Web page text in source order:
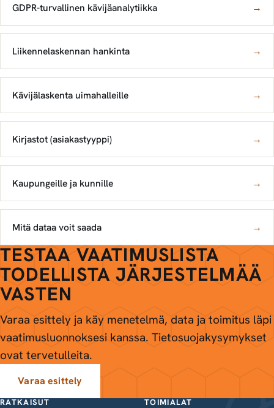
GDPR-turvallinen kävijäanalytiikka →
Liikennelaskennan hankinta →
Kävijälaskenta uimahalleille →
Kirjastot (asiakastyyppi) →
Kaupungeille ja kunnille →
Mitä dataa voit saada →
TESTAA VAATIMUSLISTA
TODELLISTA JÄRJESTELMÄÄ
VASTEN
Varaa esittely ja käy menetelmä, data ja toimitus läpi
vaatimusluonnoksesi kanssa. Tietosuojakysymykset
ovat tervetulleita.
Varaa esittely
RATKAISUT TOIMIALAT